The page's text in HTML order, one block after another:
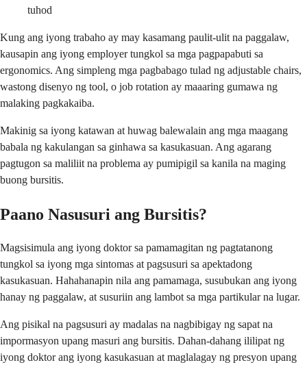
tuhod
Kung ang iyong trabaho ay may kasamang paulit-ulit na paggalaw,
kausapin ang iyong employer tungkol sa mga pagpapabuti sa
ergonomics. Ang simpleng mga pagbabago tulad ng adjustable chairs,
wastong disenyo ng tool, o job rotation ay maaaring gumawa ng
malaking pagkakaiba.
Makinig sa iyong katawan at huwag balewalain ang mga maagang
babala ng kakulangan sa ginhawa sa kasukasuan. Ang agarang
pagtugon sa maliliit na problema ay pumipigil sa kanila na maging
buong bursitis.
Paano Nasusuri ang Bursitis?
Magsisimula ang iyong doktor sa pamamagitan ng pagtatanong
tungkol sa iyong mga sintomas at pagsusuri sa apektadong
kasukasuan. Hahahanapin nila ang pamamaga, susubukan ang iyong
hanay ng paggalaw, at susuriin ang lambot sa mga partikular na lugar.
Ang pisikal na pagsusuri ay madalas na nagbibigay ng sapat na
impormasyon upang masuri ang bursitis. Dahan-dahang ililipat ng
iyong doktor ang iyong kasukasuan at maglalagay ng presyon upang